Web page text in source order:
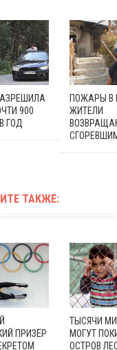
900
ГОД
ПОЖАРЫ В
ЖИТЕЛИ
ТАКЖЕ:
ПРИЗЁР
ТЫСЯЧИ
МОГУТ
ОСТРОВ